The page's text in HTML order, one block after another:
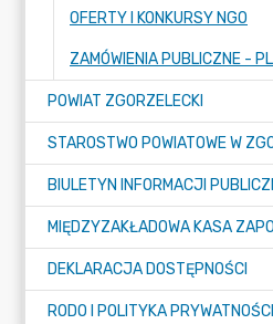
OFERTY I KONKURSY NGO
POWIAT ZGORZELECKI
BIULETYN INFORMACJI
DEKLARACJA DOSTĘPNOŚCI
RODO I POLITYKA PRYWATNOŚCI